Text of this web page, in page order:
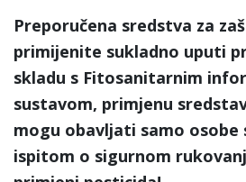
Preporučena sredstva za
primijenite sukladno uputi
skladu s Fitosanitarnim
sustavom, primjenu
mogu obavljati samo osobe
ispitom o sigurnom